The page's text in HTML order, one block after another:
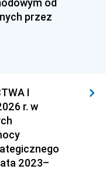
przez
I
r. w
2023–